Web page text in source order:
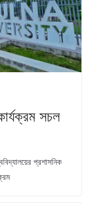
সচল
প্রশাসনিক